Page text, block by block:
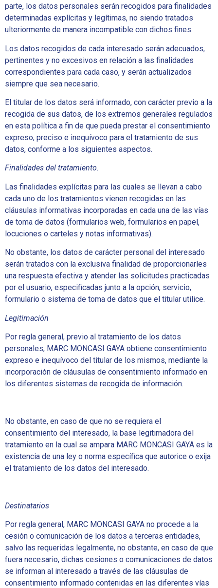
parte, los datos personales serán recogidos para finalidades
determinadas explícitas y legítimas, no siendo tratados
ulteriormente de manera incompatible con dichos fines.
Los datos recogidos de cada interesado serán adecuados,
pertinentes y no excesivos en relación a las finalidades
correspondientes para cada caso, y serán actualizados
siempre que sea necesario.
El titular de los datos será informado, con carácter previo a la
recogida de sus datos, de los extremos generales regulados
en esta política a fin de que pueda prestar el consentimiento
expreso, preciso e inequívoco para el tratamiento de sus
datos, conforme a los siguientes aspectos.
Finalidades del tratamiento.
Las finalidades explícitas para las cuales se llevan a cabo
cada uno de los tratamientos vienen recogidas en las
cláusulas informativas incorporadas en cada una de las vías
de toma de datos (formularios web, formularios en papel,
locuciones o carteles y notas informativas).
No obstante, los datos de carácter personal del interesado
serán tratados con la exclusiva finalidad de proporcionarles
una respuesta efectiva y atender las solicitudes practicadas
por el usuario, especificadas junto a la opción, servicio,
formulario o sistema de toma de datos que el titular utilice.
Legitimación
Por regla general, previo al tratamiento de los datos
personales, MARC MONCASI GAYA obtiene consentimiento
expreso e inequívoco del titular de los mismos, mediante la
incorporación de cláusulas de consentimiento informado en
los diferentes sistemas de recogida de información.
No obstante, en caso de que no se requiera el
consentimiento del interesado, la base legitimadora del
tratamiento en la cual se ampara MARC MONCASI GAYA es la
existencia de una ley o norma específica que autorice o exija
el tratamiento de los datos del interesado.
Destinatarios
Por regla general, MARC MONCASI GAYA no procede a la
cesión o comunicación de los datos a terceras entidades,
salvo las requeridas legalmente, no obstante, en caso de que
fuera necesario, dichas cesiones o comunicaciones de datos
se informan al interesado a través de las cláusulas de
consentimiento informado contenidas en las diferentes vías